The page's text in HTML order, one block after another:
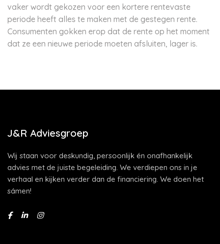
vaker wordt gekozen voor een kortere rentevaste
periode heeft alles te maken met de gestegen rente.
Consumenten gokken erop dat de rente op het moment
dat ze een nieuwe periode moeten afsluiten, lager is.
J&R Adviesgroep
Wij staan voor deskundig, persoonlijk én onafhankelijk
advies met de juiste begeleiding. We verdiepen ons in je
verhaal en kijken verder dan de financiering. We doen het
sámen!